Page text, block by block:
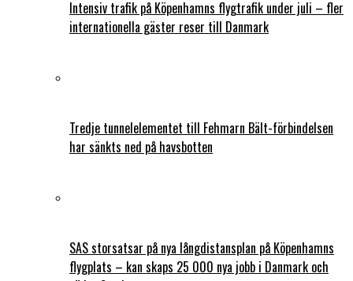
Intensiv trafik på Köpenhamns flygtrafik under juli – fler
internationella gäster reser till Danmark
Tredje tunnelelementet till Fehmarn Bält-förbindelsen
har sänkts ned på havsbotten
SAS storsatsar på nya långdistansplan på Köpenhamns
flygplats – kan skaps 25 000 nya jobb i Danmark och